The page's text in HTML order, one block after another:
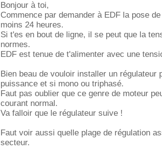
Bonjour à toi,
Commence par demander à EDF la pose
moins 24 heures.
Si t'es en bout de ligne, il se peut que la
normes.
EDF est tenue de t'alimenter avec une
Bien beau de vouloir installer un
puissance et si mono ou triphasé.
Faut pas oublier que ce genre de moteur
courant normal.
Va falloir que le régulateur suive !
Faut voir aussi quelle plage de régulation
secteur.